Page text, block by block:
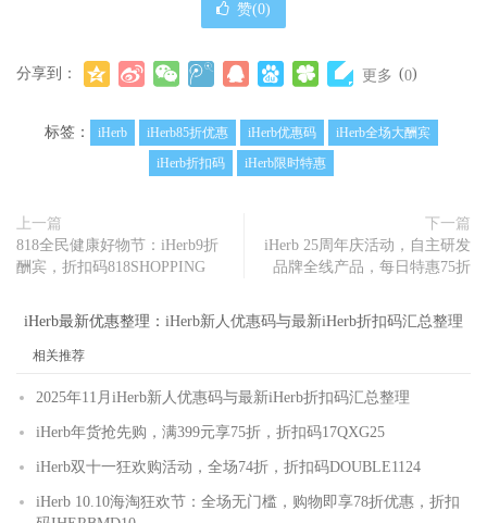
赞(0)
分享到： 更多 (0)
标签： iHerb iHerb85折优惠 iHerb优惠码
iHerb全场大酬宾
iHerb折扣码
iHerb限时特惠
上一篇
818全民健康好物节：iHerb9折
酬宾，折扣码818SHOPPING
下一篇
iHerb 25周年庆活动，自主研发
品牌全线产品，每日特惠75折
iHerb最新优惠整理： iHerb新人优惠码与最新iHerb折扣码汇总整理
相关推荐
2025年11月iHerb新人优惠码与最新iHerb折扣码汇总整理
iHerb年货抢先购，满399元享75折，折扣码17QXG25
iHerb双十一狂欢购活动，全场74折，折扣码DOUBLE1124
iHerb 10.10海淘狂欢节：全场无门槛，购物即享78折优惠，折扣